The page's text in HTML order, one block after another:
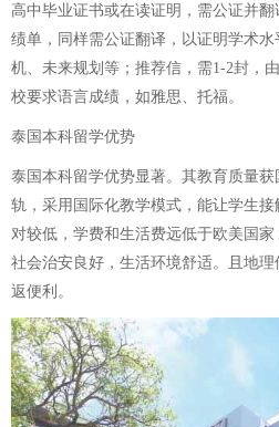
高中毕业证书或在读证明，需公证并
绩单，同样需公证翻译，以证明学术
机、未来规划等；推荐信，需1-2封，
校要求语言成绩，如雅思、托福。
泰国本科留学优势
泰国本科留学优势显著。其教育质量
轨，采用国际化教学模式，能让学生
对较低，学费和生活费远低于欧美国家
社会治安良好，生活环境舒适。且地
返便利。